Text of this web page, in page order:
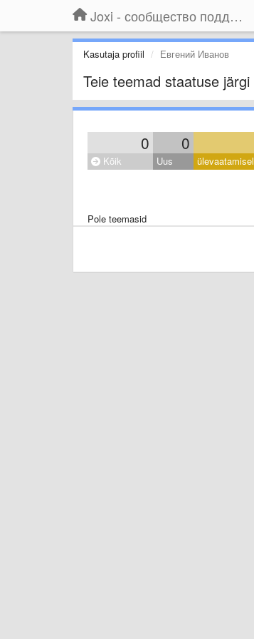
Joxi - сообщество поддержки
Kasutaja profiil Евгений Иванов
Teie teemad staatuse järgi
0 0
Kõik Uus ülevaatamisel
Pole teemasid